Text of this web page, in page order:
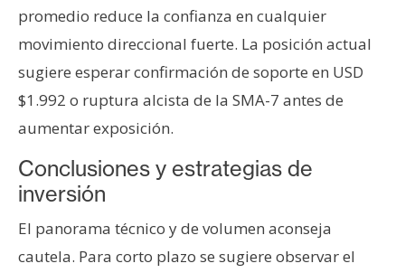
promedio reduce la confianza en cualquier
movimiento direccional fuerte. La posición actual
sugiere esperar confirmación de soporte en USD
$1.992 o ruptura alcista de la SMA-7 antes de
aumentar exposición.
Conclusiones y estrategias de
inversión
El panorama técnico y de volumen aconseja
cautela. Para corto plazo se sugiere observar el